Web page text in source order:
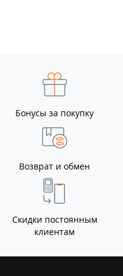
Бонусы за покупку
Возврат и обмен
Скидки постоянным
клиентам